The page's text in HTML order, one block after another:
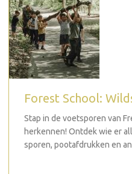
Forest School:
Stap in de voetsporen van
herkennen! Ontdek wie er
sporen, pootafdrukken en